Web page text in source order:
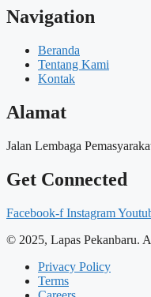
Navigation
Beranda
Tentang Kami
Kontak
Alamat
Jalan Lembaga
Get Connected
Facebook-f Instagram
© 2025, Lapas Pekanbaru.
Privacy Policy
Terms